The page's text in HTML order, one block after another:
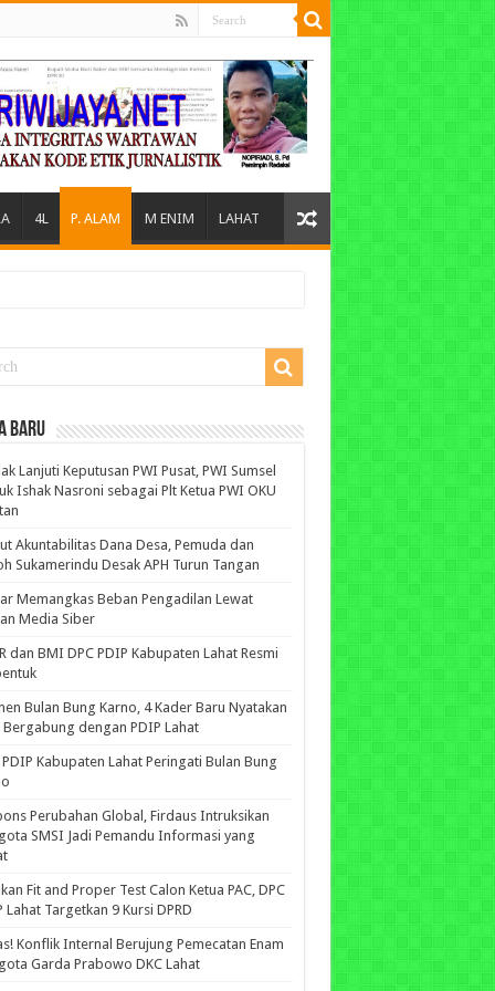
4L P. ALAM M ENIM LAHAT
BARU
Lanjuti Keputusan PWI Pusat, PWI Sumsel
Ishak Nasroni sebagai Plt Ketua PWI OKU
Akuntabilitas Dana Desa, Pemuda dan
Sukamerindu Desak APH Turun Tangan
Memangkas Beban Pengadilan Lewat
Media Siber
dan BMI DPC PDIP Kabupaten Lahat Resmi
Bulan Bung Karno, 4 Kader Baru Nyatakan
Bergabung dengan PDIP Lahat
PDIP Kabupaten Lahat Peringati Bulan Bung
Perubahan Global, Firdaus Intruksikan
SMSI Jadi Pemandu Informasi yang
Fit and Proper Test Calon Ketua PAC, DPC
Lahat Targetkan 9 Kursi DPRD
Konflik Internal Berujung Pemecatan Enam
Garda Prabowo DKC Lahat